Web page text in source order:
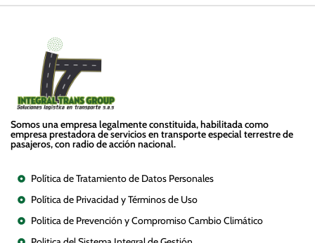
Somos una empresa legalmente constituida, habilitada como
empresa prestadora de servicios en transporte especial terrestre de
pasajeros, con radio de acción nacional.
Política de Tratamiento de Datos Personales
Política de Privacidad y Términos de Uso
Politica de Prevención y Compromiso Cambio Climático